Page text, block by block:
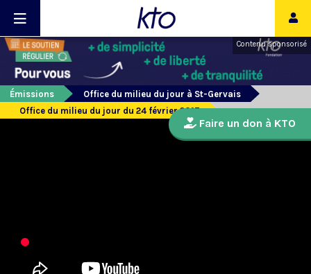
Contenu sponsorisé
Émissions
Office du milieu du jour à St-Gervais
Office du milieu du jour du 24 février 2017
Faire un don à KTO